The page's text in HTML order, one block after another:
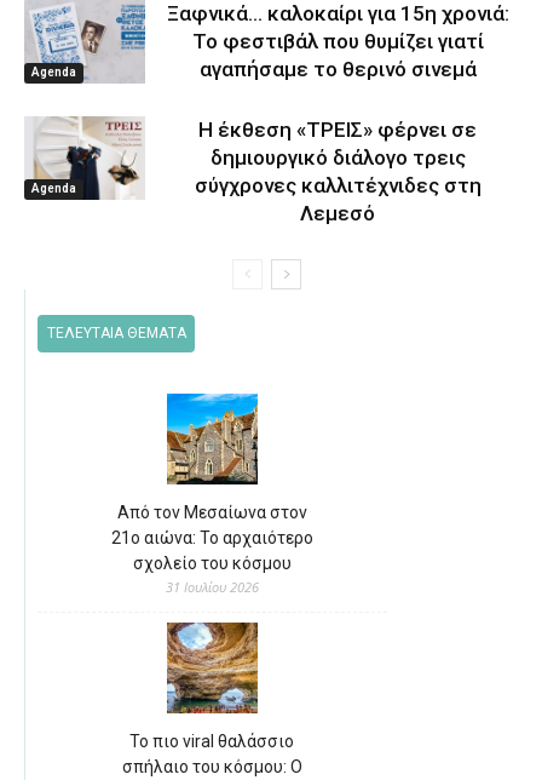
Agenda
Ξαφνικά… καλοκαίρι για 15η χρονιά:
Το φεστιβάλ που θυμίζει γιατί
αγαπήσαμε το θερινό σινεμά
Agenda
Η έκθεση «ΤΡΕΙΣ» φέρνει σε
δημιουργικό διάλογο τρεις
σύγχρονες καλλιτέχνιδες στη
Λεμεσό
ΤΕΛΕΥΤΑΙΑ ΘΕΜΑΤΑ
Από τον Μεσαίωνα στον
21ο αιώνα: Το αρχαιότερο
σχολείο του κόσμου
31 Ιουλίου 2026
Το πιο viral θαλάσσιο
σπήλαιο του κόσμου: Ο